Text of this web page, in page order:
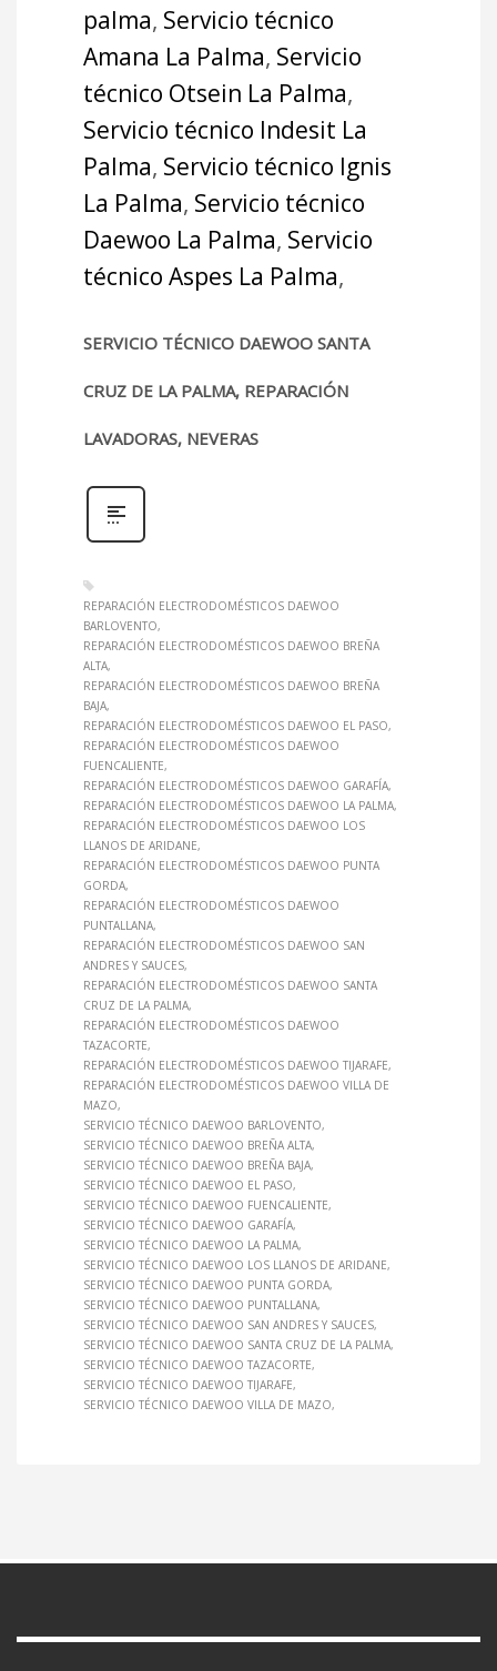
palma, Servicio técnico
Amana La Palma, Servicio
técnico Otsein La Palma,
Servicio técnico Indesit La
Palma, Servicio técnico Ignis
La Palma, Servicio técnico
Daewoo La Palma, Servicio
técnico Aspes La Palma,
SERVICIO TÉCNICO DAEWOO SANTA
CRUZ DE LA PALMA, REPARACIÓN
LAVADORAS, NEVERAS
REPARACIÓN ELECTRODOMÉSTICOS DAEWOO
BARLOVENTO
REPARACIÓN ELECTRODOMÉSTICOS DAEWOO BREÑA
ALTA
REPARACIÓN ELECTRODOMÉSTICOS DAEWOO BREÑA
BAJA
REPARACIÓN ELECTRODOMÉSTICOS DAEWOO EL PASO
REPARACIÓN ELECTRODOMÉSTICOS DAEWOO
FUENCALIENTE
REPARACIÓN ELECTRODOMÉSTICOS DAEWOO GARAFÍA
REPARACIÓN ELECTRODOMÉSTICOS DAEWOO LA PALMA
REPARACIÓN ELECTRODOMÉSTICOS DAEWOO LOS
LLANOS DE ARIDANE
REPARACIÓN ELECTRODOMÉSTICOS DAEWOO PUNTA
GORDA
REPARACIÓN ELECTRODOMÉSTICOS DAEWOO
PUNTALLANA
REPARACIÓN ELECTRODOMÉSTICOS DAEWOO SAN
ANDRES Y SAUCES
REPARACIÓN ELECTRODOMÉSTICOS DAEWOO SANTA
CRUZ DE LA PALMA
REPARACIÓN ELECTRODOMÉSTICOS DAEWOO
TAZACORTE
REPARACIÓN ELECTRODOMÉSTICOS DAEWOO TIJARAFE
REPARACIÓN ELECTRODOMÉSTICOS DAEWOO VILLA DE
MAZO
SERVICIO TÉCNICO DAEWOO BARLOVENTO
SERVICIO TÉCNICO DAEWOO BREÑA ALTA
SERVICIO TÉCNICO DAEWOO BREÑA BAJA
SERVICIO TÉCNICO DAEWOO EL PASO
SERVICIO TÉCNICO DAEWOO FUENCALIENTE
SERVICIO TÉCNICO DAEWOO GARAFÍA
SERVICIO TÉCNICO DAEWOO LA PALMA
SERVICIO TÉCNICO DAEWOO LOS LLANOS DE ARIDANE
SERVICIO TÉCNICO DAEWOO PUNTA GORDA
SERVICIO TÉCNICO DAEWOO PUNTALLANA
SERVICIO TÉCNICO DAEWOO SAN ANDRES Y SAUCES
SERVICIO TÉCNICO DAEWOO SANTA CRUZ DE LA PALMA
SERVICIO TÉCNICO DAEWOO TAZACORTE
SERVICIO TÉCNICO DAEWOO TIJARAFE
SERVICIO TÉCNICO DAEWOO VILLA DE MAZO